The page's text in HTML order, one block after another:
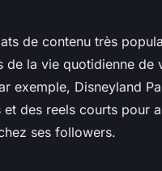
de contenu très
la vie quotidienne de
exemple, Disneyland
des reels courts pour
ses followers.